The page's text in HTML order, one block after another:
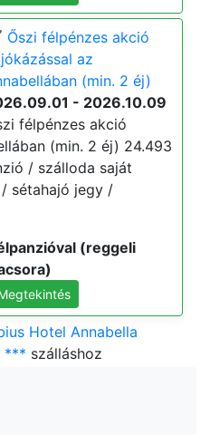
félpénzes akció
az
(min. 2 éj)
- 2026.10.09
félpénzes akció
(min. 2 éj) 24.493
/ szálloda saját
sétahajó jegy /
(reggeli
Hotel Annabella
*** szálláshoz